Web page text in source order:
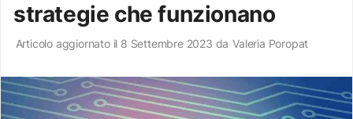
strategie che funzionano
Articolo aggiornato il 8 Settembre 2023 da Valeria Poropat